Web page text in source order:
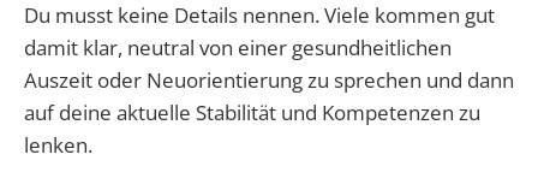
Du musst keine Details nennen. Viele kommen gut
damit klar, neutral von einer gesundheitlichen
Auszeit oder Neuorientierung zu sprechen und dann
auf deine aktuelle Stabilität und Kompetenzen zu
lenken.